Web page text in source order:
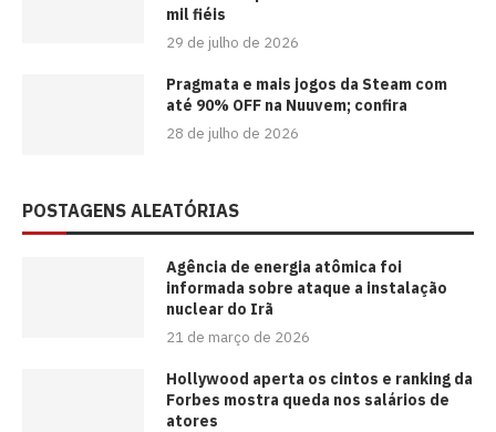
mil fiéis
29 de julho de 2026
Pragmata e mais jogos da Steam com
até 90% OFF na Nuuvem; confira
28 de julho de 2026
POSTAGENS ALEATÓRIAS
Agência de energia atômica foi
informada sobre ataque a instalação
nuclear do Irã
21 de março de 2026
Hollywood aperta os cintos e ranking da
Forbes mostra queda nos salários de
atores